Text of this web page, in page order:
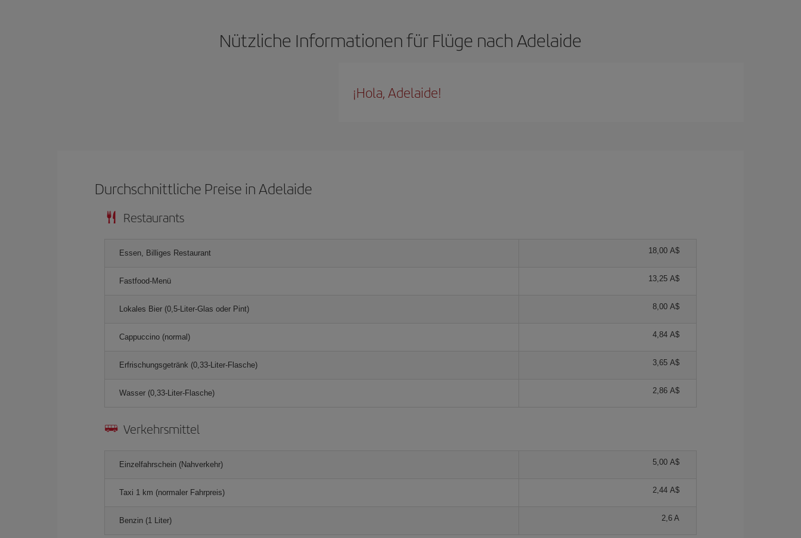
Nützliche Informationen für Flüge nach Adelaide
¡Hola, Adelaide!
Durchschnittliche Preise in Adelaide
Restaurants
Essen, Billiges Restaurant 18,00 A$
Fastfood-Menü 13,25 A$
Lokales Bier (0,5-Liter-Glas oder Pint) 8,00 A$
Cappuccino (normal) 4,84 A$
Erfrischungsgetränk (0,33-Liter-Flasche) 3,65 A$
Wasser (0,33-Liter-Flasche) 2,86 A$
Verkehrsmittel
Einzelfahrschein (Nahverkehr) 5,00 A$
Taxi 1 km (normaler Fahrpreis) 2,44 A$
Benzin (1 Liter) 2,6 A